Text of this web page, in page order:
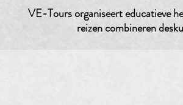
VE-Tours organiseert educatieve
reizen combineren